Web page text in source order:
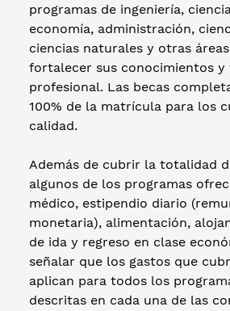
programas de ingeniería,
economía, administración,
ciencias naturales y otras
fortalecer sus conocimientos y
profesional. Las becas
100% de la matrícula para los
calidad.
Además de cubrir la totalidad
algunos de los programas
médico, estipendio diario
monetaria), alimentación,
de ida y regreso en clase
señalar que los gastos que
aplican para todos los
descritas en cada una de las